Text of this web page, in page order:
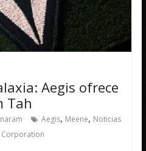
Aegis ofrece
Tah
Aegis, Meene, Noticias
Corporation